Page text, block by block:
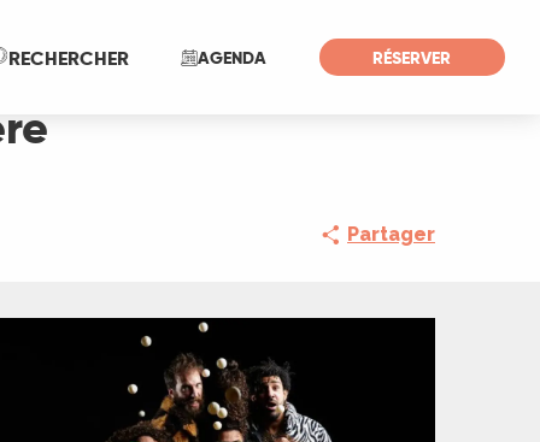
AGENDA RÉSERVER
RECHERCHERRecherche
Partager